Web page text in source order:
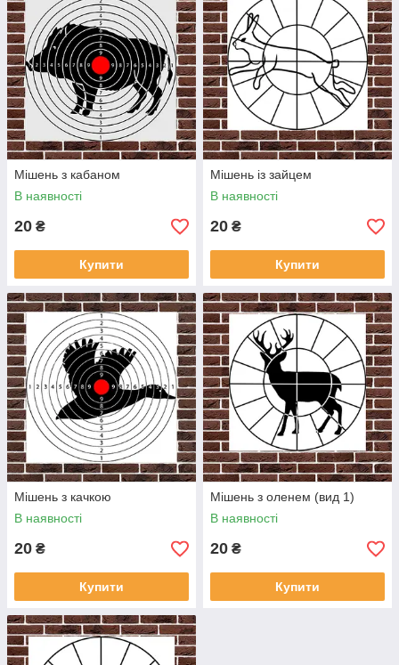
Мішень з кабаном
В наявності
20 ₴
Купити
Мішень із зайцем
В наявності
20 ₴
Купити
Мішень з качкою
В наявності
20 ₴
Купити
Мішень з оленем (вид 1)
В наявності
20 ₴
Купити